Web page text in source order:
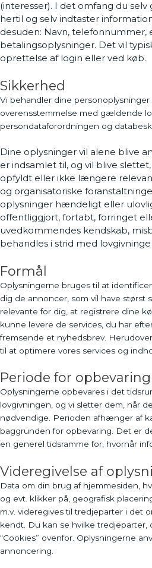
(interesser). I det omfang du
hertil og selv indtaster
desuden: Navn, telefonnummer,
betalingsoplysninger. Det vil
oprettelse af login eller ved køb.
Sikkerhed
Vi behandler dine
overensstemmelse med gældende
persondataforordningen og
Dine oplysninger vil alene blive
er indsamlet til, og vil blive
opfyldt eller ikke længere
og organisatoriske
oplysninger hændeligt eller
offentliggjort, fortabt, forringet
uvedkommendes kendskab,
behandles i strid med
Formål
Oplysningerne bruges til at
dig de annoncer, som vil have størst
relevante for dig, at registrere dine
kunne levere de services, du har
fremsende et nyhedsbrev.
til at optimere vores services og
Periode for opbevaring
Oplysningerne opbevares i det
lovgivningen, og vi sletter dem, når
nødvendige. Perioden afhænger af
baggrunden for opbevaring. Det er
en generel tidsramme for, hvornår
Videregivelse af
Data om din brug af hjemmesiden,
og evt. klikker på, geografisk
m.v. videregives til tredjeparter i det
kendt. Du kan se hvilke tredjeparter,
“Cookies” ovenfor. Oplysningerne
annoncering.